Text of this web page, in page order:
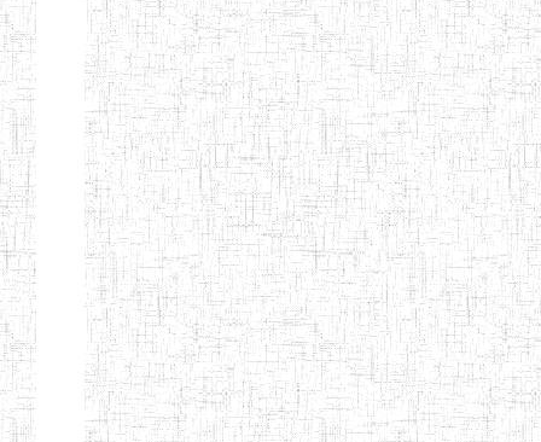
ENIEG PRIVEE
BILINGUE
LAIQUE LES
PERFORMANCES
PEDAGOGIQUES
01/09/2015 ENIEG
ENIEG DU HAUT
NKAM
12/08/2013 ENIEG
ENIEG BILINGUE
DE L'IPEP DE
BANDJOUN
05/09/2003 ENIEG